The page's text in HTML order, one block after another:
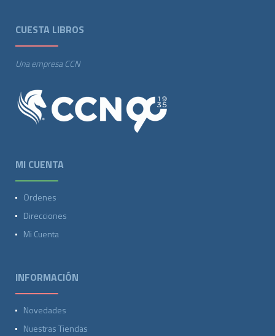
CUESTA LIBROS
Una empresa CCN
MI CUENTA
Ordenes
Direcciones
Mi Cuenta
INFORMACIÓN
Novedades
Nuestras Tiendas